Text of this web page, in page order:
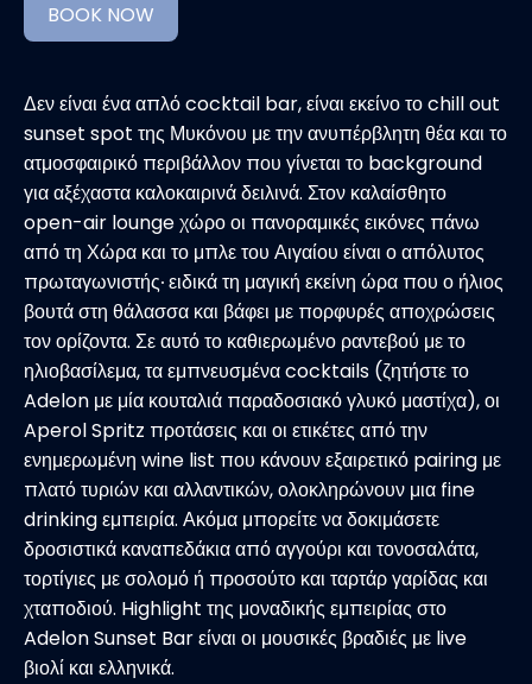
BOOK NOW
Δεν είναι ένα απλό cocktail bar, είναι εκείνο το chill out
sunset spot της Μυκόνου με την ανυπέρβλητη θέα και το
ατμοσφαιρικό περιβάλλον που γίνεται το background
για αξέχαστα καλοκαιρινά δειλινά. Στον καλαίσθητο
open-air lounge χώρο οι πανοραμικές εικόνες πάνω
από τη Χώρα και το μπλε του Αιγαίου είναι ο απόλυτος
πρωταγωνιστής∙ ειδικά τη μαγική εκείνη ώρα που ο ήλιος
βουτά στη θάλασσα και βάφει με πορφυρές αποχρώσεις
τον ορίζοντα. Σε αυτό το καθιερωμένο ραντεβού με το
ηλιοβασίλεμα, τα εμπνευσμένα cocktails (ζητήστε το
Adelon με μία κουταλιά παραδοσιακό γλυκό μαστίχα), οι
Aperol Spritz προτάσεις και οι ετικέτες από την
ενημερωμένη wine list που κάνουν εξαιρετικό pairing με
πλατό τυριών και αλλαντικών, ολοκληρώνουν μια fine
drinking εμπειρία. Ακόμα μπορείτε να δοκιμάσετε
δροσιστικά καναπεδάκια από αγγούρι και τονοσαλάτα,
τορτίγιες με σολομό ή προσούτο και ταρτάρ γαρίδας και
χταποδιού. Highlight της μοναδικής εμπειρίας στο
Adelon Sunset Bar είναι οι μουσικές βραδιές με live
βιολί και ελληνικά.